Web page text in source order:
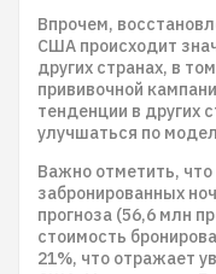
Впрочем,
США происходит
других странах, в
прививочной
тенденции в других
улучшаться по
Важно отметить,
забронированных
прогноза (56,6 млн
стоимость
21%, что отражает